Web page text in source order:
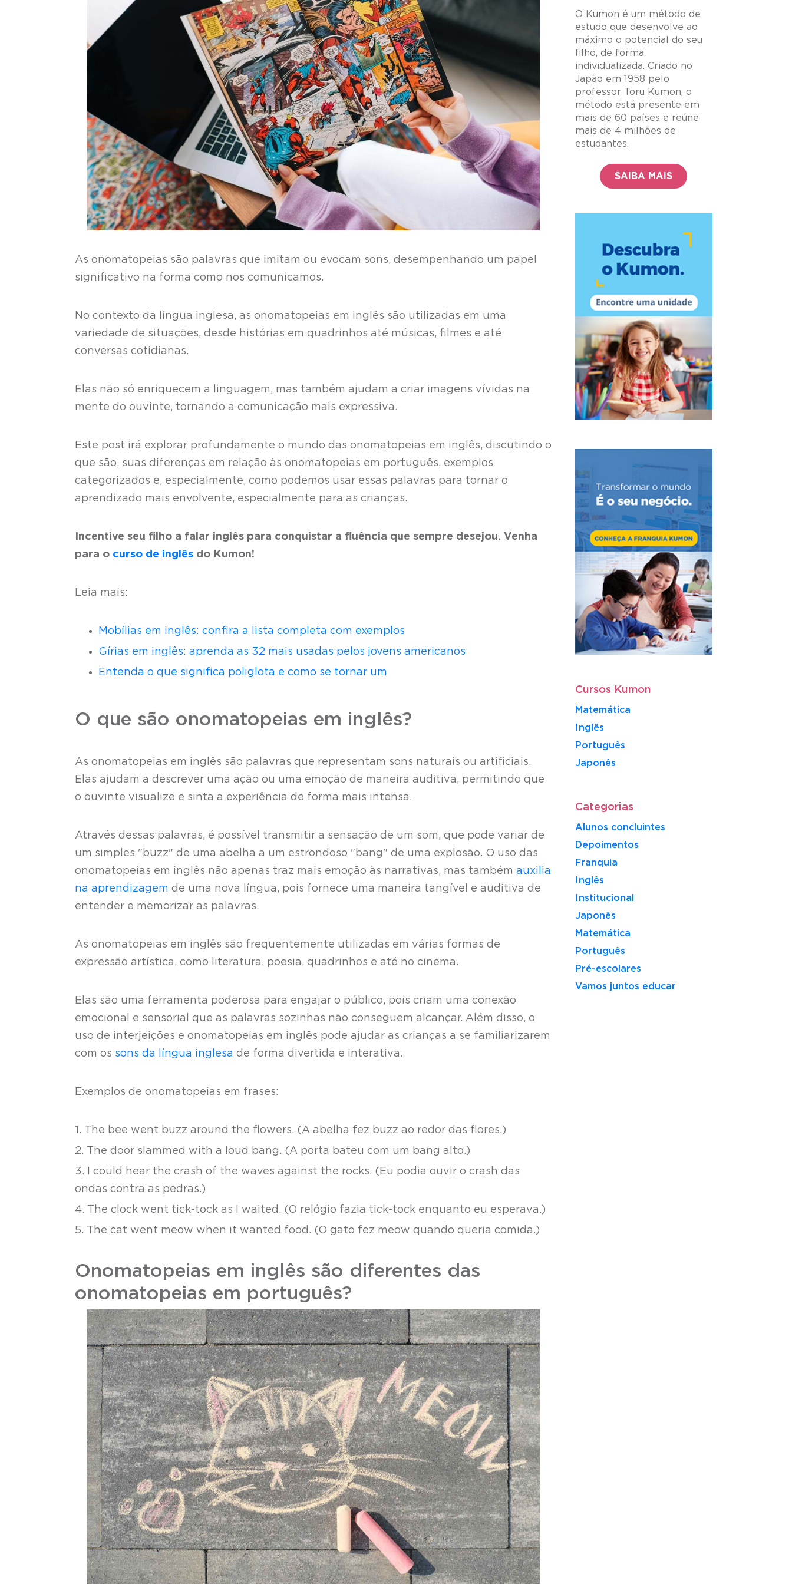
As onomatopeias são palavras que imitam ou evocam sons, desempenhando um papel
significativo na forma como nos comunicamos.
No contexto da língua inglesa, as onomatopeias em inglês são utilizadas em uma
variedade de situações, desde histórias em quadrinhos até músicas, filmes e até
conversas cotidianas.
Elas não só enriquecem a linguagem, mas também ajudam a criar imagens vívidas na
mente do ouvinte, tornando a comunicação mais expressiva.
Este post irá explorar profundamente o mundo das onomatopeias em inglês, discutindo o
que são, suas diferenças em relação às onomatopeias em português, exemplos
categorizados e, especialmente, como podemos usar essas palavras para tornar o
aprendizado mais envolvente, especialmente para as crianças.
Incentive seu filho a falar inglês para conquistar a fluência que sempre desejou. Venha
para o curso de inglês do Kumon!
Leia mais:
Mobílias em inglês: confira a lista completa com exemplos
Gírias em inglês: aprenda as 32 mais usadas pelos jovens americanos
Entenda o que significa poliglota e como se tornar um
O que são onomatopeias em inglês?
As onomatopeias em inglês são palavras que representam sons naturais ou artificiais.
Elas ajudam a descrever uma ação ou uma emoção de maneira auditiva, permitindo que
o ouvinte visualize e sinta a experiência de forma mais intensa.
Através dessas palavras, é possível transmitir a sensação de um som, que pode variar de
um simples "buzz" de uma abelha a um estrondoso "bang" de uma explosão. O uso das
onomatopeias em inglês não apenas traz mais emoção às narrativas, mas também auxilia
na aprendizagem de uma nova língua, pois fornece uma maneira tangível e auditiva de
entender e memorizar as palavras.
As onomatopeias em inglês são frequentemente utilizadas em várias formas de
expressão artística, como literatura, poesia, quadrinhos e até no cinema.
Elas são uma ferramenta poderosa para engajar o público, pois criam uma conexão
emocional e sensorial que as palavras sozinhas não conseguem alcançar. Além disso, o
uso de interjeições e onomatopeias em inglês pode ajudar as crianças a se familiarizarem
com os sons da língua inglesa de forma divertida e interativa.
Exemplos de onomatopeias em frases:
1. The bee went buzz around the flowers. (A abelha fez buzz ao redor das flores.)
2. The door slammed with a loud bang. (A porta bateu com um bang alto.)
3. I could hear the crash of the waves against the rocks. (Eu podia ouvir o crash das
ondas contra as pedras.)
4. The clock went tick-tock as I waited. (O relógio fazia tick-tock enquanto eu esperava.)
5. The cat went meow when it wanted food. (O gato fez meow quando queria comida.)
Onomatopeias em inglês são diferentes das
onomatopeias em português?
O Kumon é um método de
estudo que desenvolve ao
máximo o potencial do seu
filho, de forma
individualizada. Criado no
Japão em 1958 pelo
professor Toru Kumon, o
método está presente em
mais de 60 países e reúne
mais de 4 milhões de
estudantes.
SAIBA MAIS
Cursos Kumon
Matemática
Inglês
Português
​Japonês
Categorias
Alunos concluintes
Depoimentos
Franquia
Inglês
Institucional
Japonês
Matemática
Português
Pré-escolares
Vamos juntos educar